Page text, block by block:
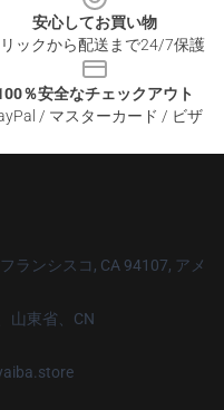
安心してお買い物
ックから配送まで24/7保護
％安全なチェックアウト
/ マスターカード / ビザ
ランシスコ, CA 94107, アメ
山東省、CN